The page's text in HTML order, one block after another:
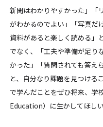
新聞はわかりやすかった」「
がわかるのでよい」「写真だ
資料があると楽しく読める」
でなく、「工夫や準備が足り
かった」「質問されても答え
と、自分なり課題を見つけ
で学んだことをぜひ将来、
Education）に生かしてほしい